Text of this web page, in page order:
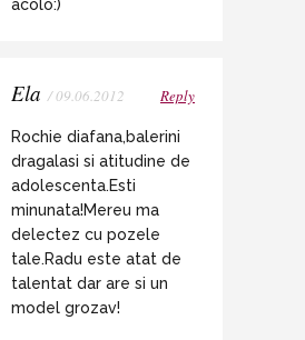
acolo:)
Ela / 09.06.2012 Reply
Rochie diafana,balerini
dragalasi si atitudine de
adolescenta.Esti
minunata!Mereu ma
delectez cu pozele
tale.Radu este atat de
talentat dar are si un
model grozav!